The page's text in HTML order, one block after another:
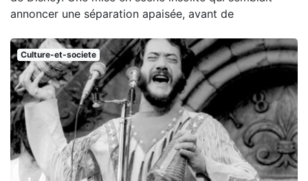
annoncer une séparation apaisée, avant de
Culture-et-societe